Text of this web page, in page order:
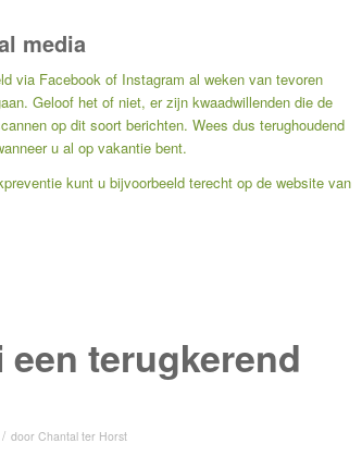
media
via Facebook of Instagram al weken van tevoren
Geloof het of niet, er zijn kwaadwillenden die de
op dit soort berichten. Wees dus terughoudend
u al op vakantie bent.
kunt u bijvoorbeeld terecht op de website van
terugkerend
/ door Chantal ter Horst